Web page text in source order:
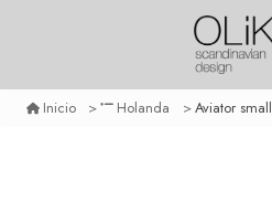
Inicio Holanda Aviator small